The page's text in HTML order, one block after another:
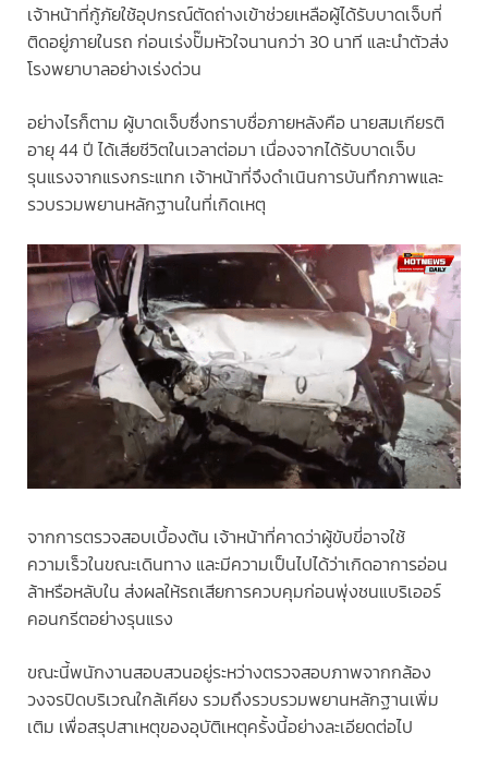
เจ้าหน้าที่กู้ภัยใช้อุปกรณ์ตัดถ่างเข้าช่วยเหลือผู้ได้รับบาดเจ็บที่
ติดอยู่ภายในรถ ก่อนเร่งปั๊มหัวใจนานกว่า 30 นาที และนำตัวส่ง
โรงพยาบาลอย่างเร่งด่วน
อย่างไรก็ตาม ผู้บาดเจ็บซึ่งทราบชื่อภายหลังคือ นายสมเกียรติ
อายุ 44 ปี ได้เสียชีวิตในเวลาต่อมา เนื่องจากได้รับบาดเจ็บ
รุนแรงจากแรงกระแทก เจ้าหน้าที่จึงดำเนินการบันทึกภาพและ
รวบรวมพยานหลักฐานในที่เกิดเหตุ
จากการตรวจสอบเบื้องต้น เจ้าหน้าที่คาดว่าผู้ขับขี่อาจใช้
ความเร็วในขณะเดินทาง และมีความเป็นไปได้ว่าเกิดอาการอ่อน
ล้าหรือหลับใน ส่งผลให้รถเสียการควบคุมก่อนพุ่งชนแบริเออร์
คอนกรีตอย่างรุนแรง
ขณะนี้พนักงานสอบสวนอยู่ระหว่างตรวจสอบภาพจากกล้อง
วงจรปิดบริเวณใกล้เคียง รวมถึงรวบรวมพยานหลักฐานเพิ่ม
เติม เพื่อสรุปสาเหตุของอุบัติเหตุครั้งนี้อย่างละเอียดต่อไป